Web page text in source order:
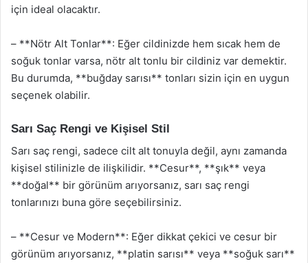
için ideal olacaktır.
– **Nötr Alt Tonlar**: Eğer cildinizde hem sıcak hem de
soğuk tonlar varsa, nötr alt tonlu bir cildiniz var demektir.
Bu durumda, **buğday sarısı** tonları sizin için en uygun
seçenek olabilir.
Sarı Saç Rengi ve Kişisel Stil
Sarı saç rengi, sadece cilt alt tonuyla değil, aynı zamanda
kişisel stilinizle de ilişkilidir. **Cesur**, **şık** veya
**doğal** bir görünüm arıyorsanız, sarı saç rengi
tonlarınızı buna göre seçebilirsiniz.
– **Cesur ve Modern**: Eğer dikkat çekici ve cesur bir
görünüm arıyorsanız, **platin sarısı** veya **soğuk sarı**